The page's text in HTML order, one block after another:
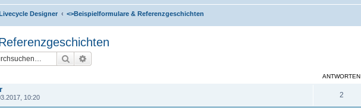
Designer <>Beispielformulare & Referenzgeschichten
Suche
ANTWORTEN
10:20 2